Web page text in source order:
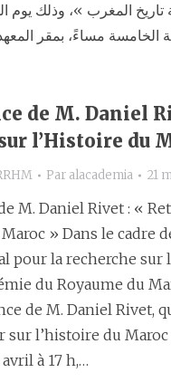
الخامسة مساءً، بمقر
de M. Daniel
l’Histoire du
Par alacademia 21
M. Daniel Rivet : «
» Dans le cadre
pour la recherche sur
du Royaume du
de M. Daniel Rivet,
sur l’histoire du Maroc
à 17 h,…